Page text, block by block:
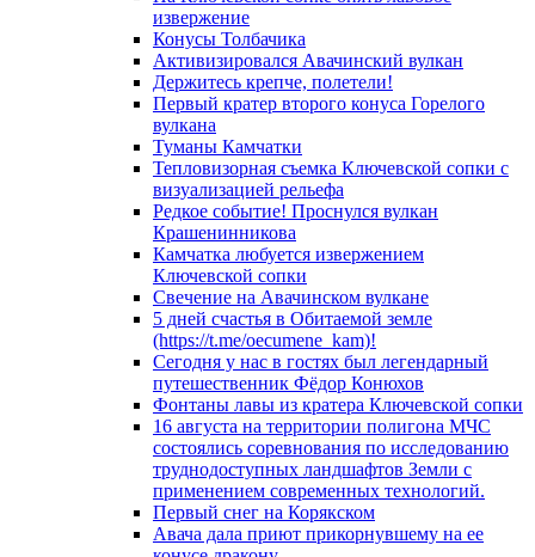
извержение
Конусы Толбачика
Активизировался Авачинский вулкан
Держитесь крепче, полетели!
Первый кратер второго конуса Горелого
вулкана
Туманы Камчатки
Тепловизорная съемка Ключевской сопки с
визуализацией рельефа
Редкое событие! Проснулся вулкан
Крашенинникова
Камчатка любуется извержением
Ключевской сопки
Свечение на Авачинском вулкане
5 дней счастья в Обитаемой земле
(https://t.me/oecumene_kam)!
Сегодня у нас в гостях был легендарный
путешественник Фёдор Конюхов
Фонтаны лавы из кратера Ключевской сопки
16 августа на территории полигона МЧС
состоялись соревнования по исследованию
труднодоступных ландшафтов Земли с
применением современных технологий.
Первый снег на Корякском
Авача дала приют прикорнувшему на ее